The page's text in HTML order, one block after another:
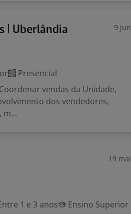
| Uberlândia 9 jun
Presencial
vendas da Unidade,
dos vendedores,
m...
19 mai
1 e 3 anos
Ensino Superior